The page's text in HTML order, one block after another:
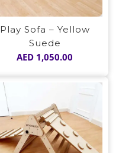
Play Sofa – Yellow
Suede
AED 1,050.00